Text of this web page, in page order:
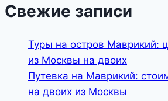
Свежие записи
Туры на остров Маврикий:
из Москвы на двоих
Путевка на Маврикий:
на двоих из Москвы